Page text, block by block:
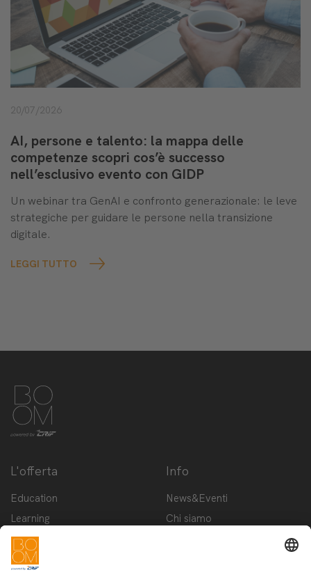
20/07/2026
AI, persone e talento: la mappa delle
competenze scopri cos’è successo
nell’esclusivo evento con GIDP
Un webinar tra GenAI e confronto generazionale: le leve
strategiche per guidare le persone nella transizione
digitale.
LEGGI TUTTO
L'offerta
Education
Learning
Innovation
Startup
Info
News&Eventi
Chi siamo